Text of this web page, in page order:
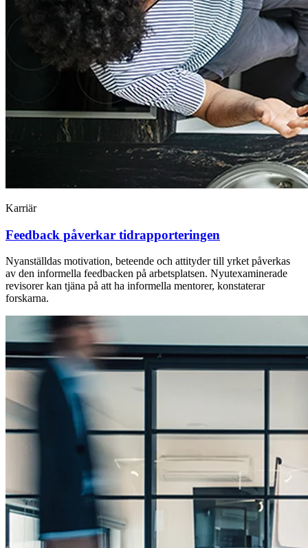
Karriär
Feedback påverkar tidrapporteringen
Nyanställdas motivation, beteende och attityder till yrket påverkas
av den informella feedbacken på arbetsplatsen. Nyutexaminerade
revisorer kan tjäna på att ha informella mentorer, konstaterar
forskarna.